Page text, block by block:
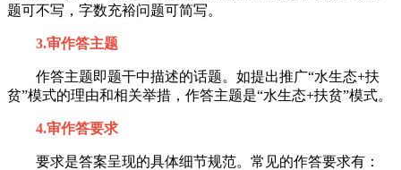
题可不写，字数充裕问题可简写。
3.审作答主题
作答主题即题干中描述的话题。如提出推广“水生态+扶
贫”模式的理由和相关举措，作答主题是“水生态+扶贫”模式。
4.审作答要求
要求是答案呈现的具体细节规范。常见的作答要求有：